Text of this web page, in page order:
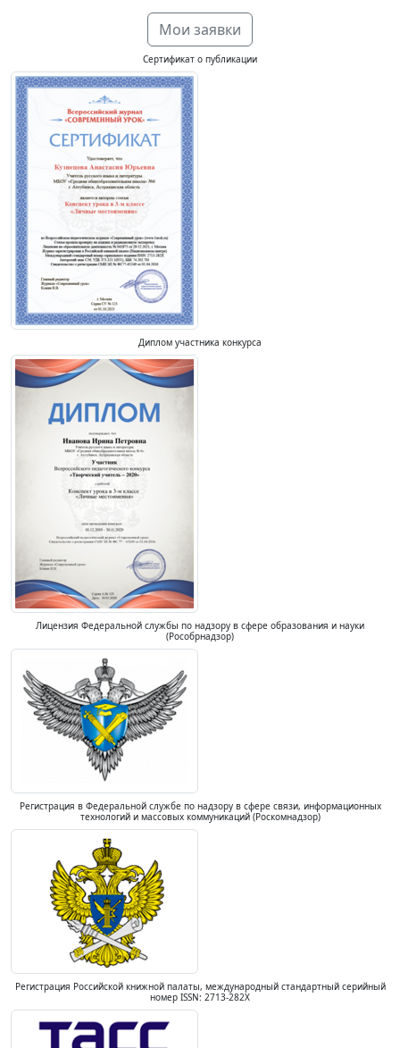
Мои заявки
Сертификат о публикации
Диплом участника конкурса
Лицензия Федеральной службы по надзору в сфере образования и науки
(Рособрнадзор)
Регистрация в Федеральной службе по надзору в сфере связи, информационных
технологий и массовых коммуникаций (Роскомнадзор)
Регистрация Российской книжной палаты, международный стандартный серийный
номер ISSN: 2713-282X